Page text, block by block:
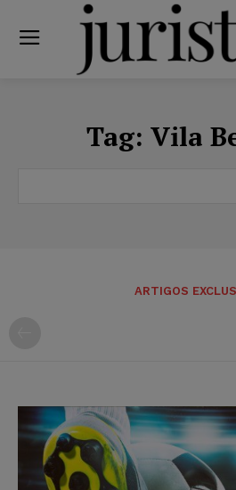
Tag: Vila
ARTIGOS